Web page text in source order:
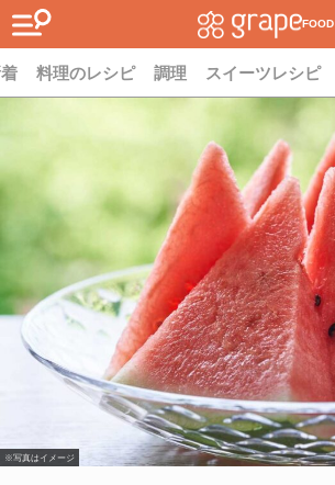
FOOD
料理のレシピ 調理 スイーツレシピ
※写真はイメージ